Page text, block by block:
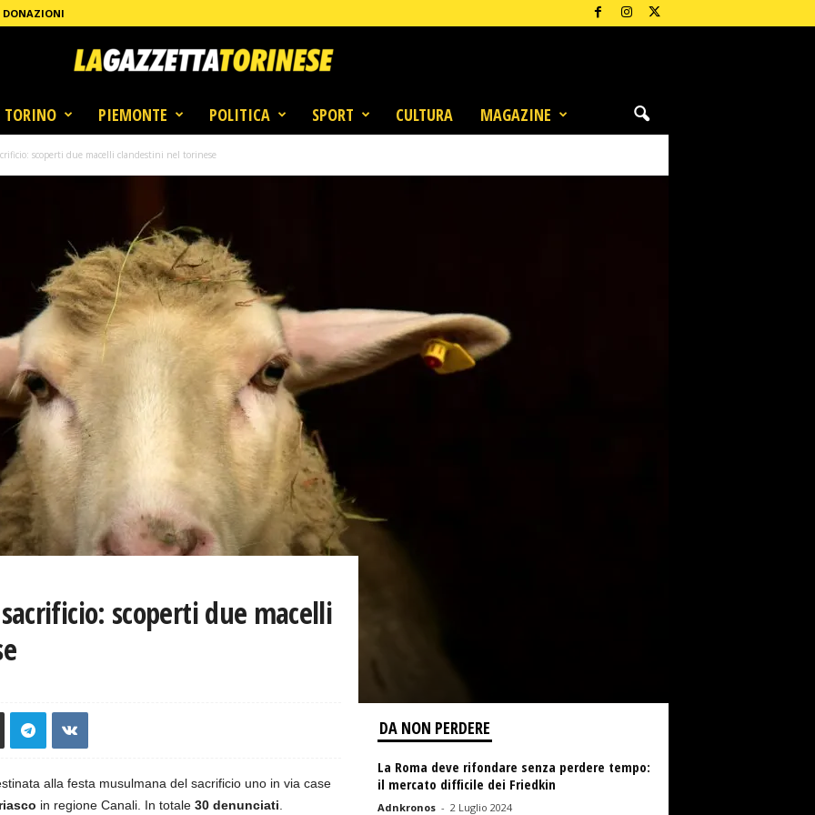
DONAZIONI
TORINO PIEMONTE POLITICA SPORT CULTURA MAGAZINE
scoperti due macelli clandestini nel torinese
scoperti due macelli
alla festa musulmana del sacrificio uno in via case
in regione Canali. In totale 30 denunciati
DA NON PERDERE
La Roma deve rifondare senza perdere tempo:
il mercato difficile dei Friedkin
Adnkronos - 2 Luglio 2024